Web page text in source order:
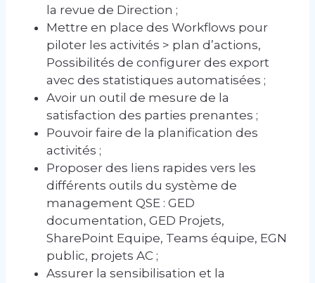
la revue de Direction ;
Mettre en place des Workflows pour
piloter les activités > plan d’actions,
Possibilités de configurer des export
avec des statistiques automatisées ;
Avoir un outil de mesure de la
satisfaction des parties prenantes ;
Pouvoir faire de la planification des
activités ;
Proposer des liens rapides vers les
différents outils du système de
management QSE : GED
documentation, GED Projets,
SharePoint Equipe, Teams équipe, EGN
public, projets AC ;
Assurer la sensibilisation et la